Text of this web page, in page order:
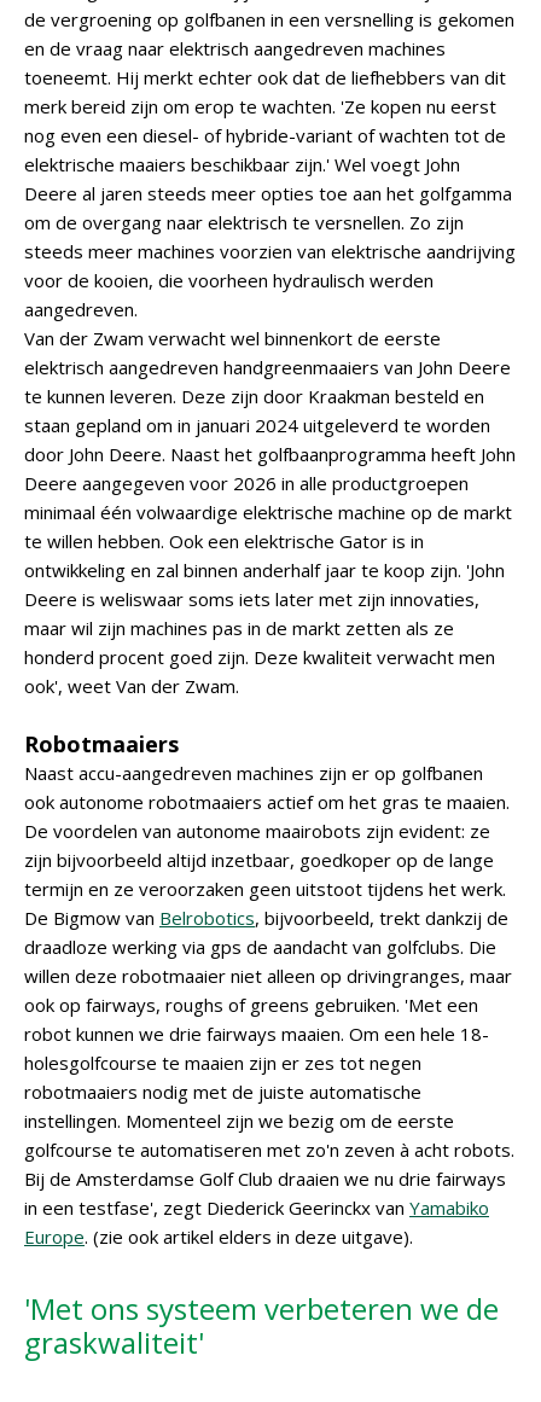
de vergroening op golfbanen in een versnelling is gekomen
en de vraag naar elektrisch aangedreven machines
toeneemt. Hij merkt echter ook dat de liefhebbers van dit
merk bereid zijn om erop te wachten. 'Ze kopen nu eerst
nog even een diesel- of hybride-variant of wachten tot de
elektrische maaiers beschikbaar zijn.' Wel voegt John
Deere al jaren steeds meer opties toe aan het golfgamma
om de overgang naar elektrisch te versnellen. Zo zijn
steeds meer machines voorzien van elektrische aandrijving
voor de kooien, die voorheen hydraulisch werden
aangedreven.
Van der Zwam verwacht wel binnenkort de eerste
elektrisch aangedreven handgreenmaaiers van John Deere
te kunnen leveren. Deze zijn door Kraakman besteld en
staan gepland om in januari 2024 uitgeleverd te worden
door John Deere. Naast het golfbaanprogramma heeft John
Deere aangegeven voor 2026 in alle productgroepen
minimaal één volwaardige elektrische machine op de markt
te willen hebben. Ook een elektrische Gator is in
ontwikkeling en zal binnen anderhalf jaar te koop zijn. 'John
Deere is weliswaar soms iets later met zijn innovaties,
maar wil zijn machines pas in de markt zetten als ze
honderd procent goed zijn. Deze kwaliteit verwacht men
ook', weet Van der Zwam.
Robotmaaiers
Naast accu-aangedreven machines zijn er op golfbanen
ook autonome robotmaaiers actief om het gras te maaien.
De voordelen van autonome maairobots zijn evident: ze
zijn bijvoorbeeld altijd inzetbaar, goedkoper op de lange
termijn en ze veroorzaken geen uitstoot tijdens het werk.
De Bigmow van Belrobotics, bijvoorbeeld, trekt dankzij de
draadloze werking via gps de aandacht van golfclubs. Die
willen deze robotmaaier niet alleen op drivingranges, maar
ook op fairways, roughs of greens gebruiken. 'Met een
robot kunnen we drie fairways maaien. Om een hele 18-
holesgolfcourse te maaien zijn er zes tot negen
robotmaaiers nodig met de juiste automatische
instellingen. Momenteel zijn we bezig om de eerste
golfcourse te automatiseren met zo'n zeven à acht robots.
Bij de Amsterdamse Golf Club draaien we nu drie fairways
in een testfase', zegt Diederick Geerinckx van Yamabiko
Europe. (zie ook artikel elders in deze uitgave).
'Met ons systeem verbeteren we de
graskwaliteit'